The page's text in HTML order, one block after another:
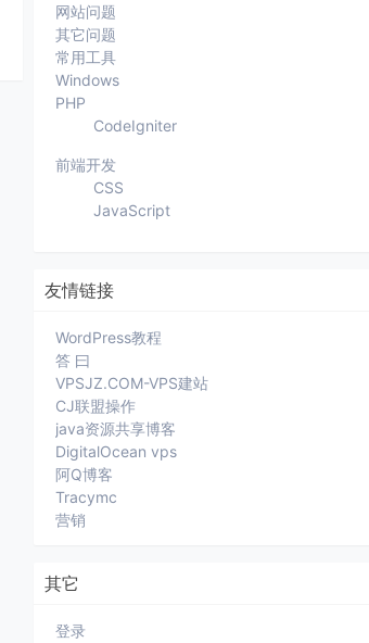
网站问题
其它问题
常用工具
Windows
PHP
CodeIgniter
前端开发
CSS
JavaScript
友情链接
WordPress教程
答 曰
VPSJZ.COM-VPS建站
CJ联盟操作
java资源共享博客
DigitalOcean vps
阿Q博客
Tracymc
营销
其它
登录